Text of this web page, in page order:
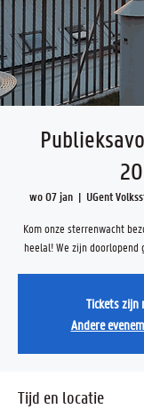
wo 07 jan
  |
UGent
Kom onze sterrenwacht
heelal! We zijn doorlopend
Tickets zijn
Andere
Tijd en locatie